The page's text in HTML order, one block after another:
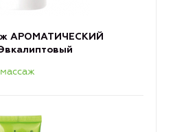
АРОМАТИЧЕСКИЙ